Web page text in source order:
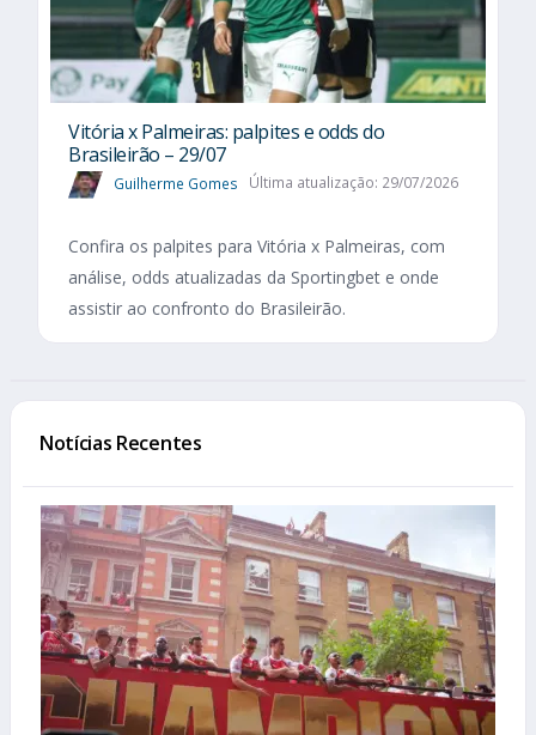
Vitória x Palmeiras: palpites e odds do
Brasileirão – 29/07
Guilherme Gomes Última atualização: 29/07/2026
Confira os palpites para Vitória x Palmeiras, com
análise, odds atualizadas da Sportingbet e onde
assistir ao confronto do Brasileirão.
Notícias Recentes